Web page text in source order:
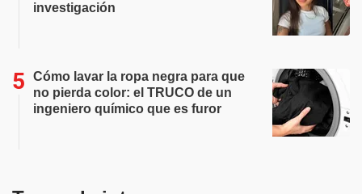
investigación
Cómo lavar la ropa negra para que
no pierda color: el TRUCO de un
ingeniero químico que es furor